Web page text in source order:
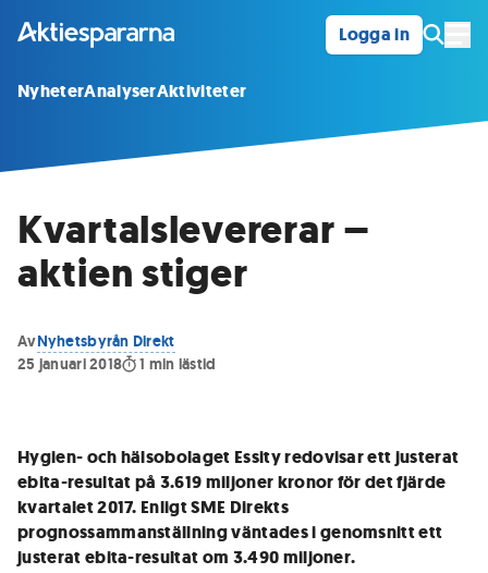
Logga in
NyheterAnalyserAktiviteter
Kvartalslevererar –
aktien stiger
AvNyhetsbyrån Direkt
25 januari 2018
1 min lästid
Hygien- och hälsobolaget Essity redovisar ett justerat
ebita-resultat på 3.619 miljoner kronor för det fjärde
kvartalet 2017. Enligt SME Direkts
prognossammanställning väntades i genomsnitt ett
justerat ebita-resultat om 3.490 miljoner.